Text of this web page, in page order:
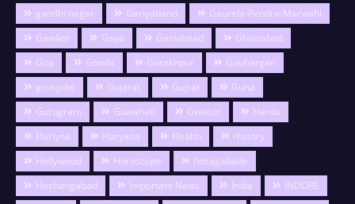
gandhi nagar
Gariyaband
Gaurela-Pendra-Marwahi
Gawlior
Gaya Gaziabaad
Ghaziabad
Goa
Gonda Gorakhpur
Gouhargan
govt.jobs
Gujarat Gujrat
Guna
Gurugram
Guwahati Gwalior
Harda
Hariyna
Haryana Health
History
Hollywood
Horoscope
hosagabade
Hoshangabad
Important News India
INDORE